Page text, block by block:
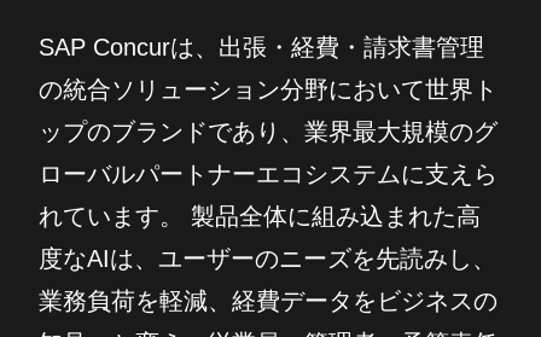
SAP Concurは、出張・経費・請求書管理
の統合ソリューション分野において世界ト
ップのブランドであり、業界最大規模のグ
ローバルパートナーエコシステムに支えら
れています。 製品全体に組み込まれた高
度なAIは、ユーザーのニーズを先読みし、
業務負荷を軽減、経費データをビジネスの